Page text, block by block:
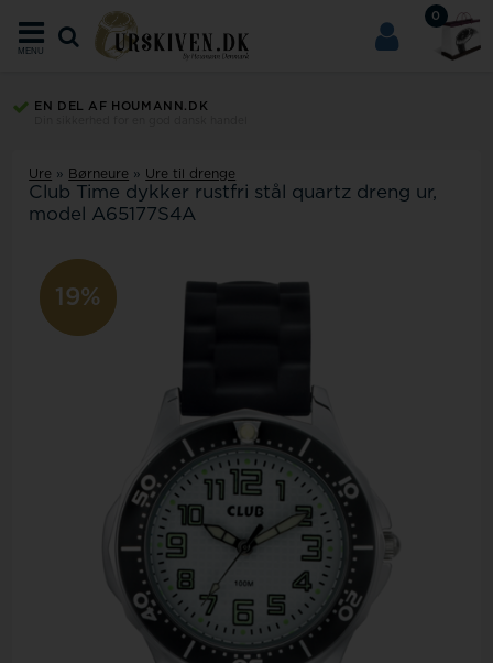
0
MENU
EN DEL AF HOUMANN.DK
Ure » Børneure » Ure til drenge
Club Time dykker rustfri stål quartz dreng ur,
model A65177S4A
19%
19%